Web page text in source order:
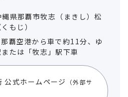
県那覇市牧志（まきし）松
もじ）
覇空港から車で約11分、ゆ
たは「牧志」駅下車
公式ホームページ （外部サ